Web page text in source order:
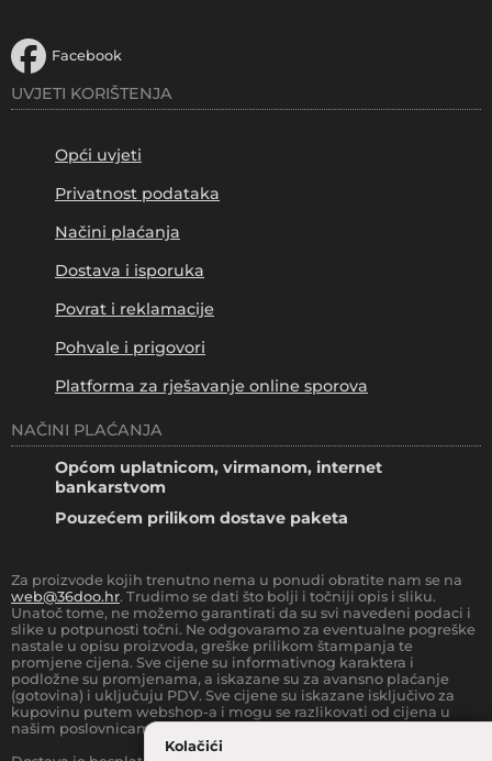
Kolačići
Facebook
UVJETI KORIŠTENJA
Opći uvjeti
Privatnost podataka
Načini plaćanja
Dostava i isporuka
Povrat i reklamacije
Pohvale i prigovori
Platforma za rješavanje online sporova
NAČINI PLAĆANJA
Općom uplatnicom, virmanom, internet
bankarstvom
Pouzećem prilikom dostave paketa
Za proizvode kojih trenutno nema u ponudi obratite nam se na
web@36doo.hr. Trudimo se dati što bolji i točniji opis i sliku.
Unatoč tome, ne možemo garantirati da su svi navedeni podaci i
slike u potpunosti točni. Ne odgovaramo za eventualne pogreške
nastale u opisu proizvoda, greške prilikom štampanja te
promjene cijena. Sve cijene su informativnog karaktera i
podložne su promjenama, a iskazane su za avansno plaćanje
(gotovina) i uključuju PDV. Sve cijene su iskazane isključivo za
kupovinu putem webshop-a i mogu se razlikovati od cijena u
našim poslovnicama.